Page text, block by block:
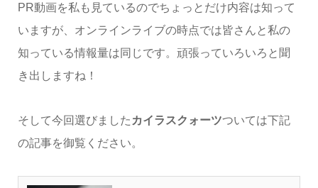
PR動画を私も見ているのでちょっとだけ内容は知って
いますが、オンラインライブの時点では皆さんと私の
知っている情報量は同じです。頑張っていろいろと聞
き出しますね！
そして今回選びました カイラスクォーツついては下記
の記事を御覧ください。